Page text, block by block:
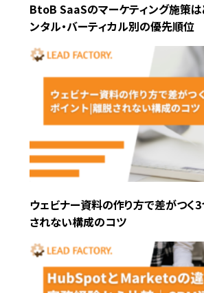
BtoB SaaSのマーケティング施策は
ンタル・バーティカル別の優先順位
ウェビナー資料の作り方で差がつく
されない構成のコツ